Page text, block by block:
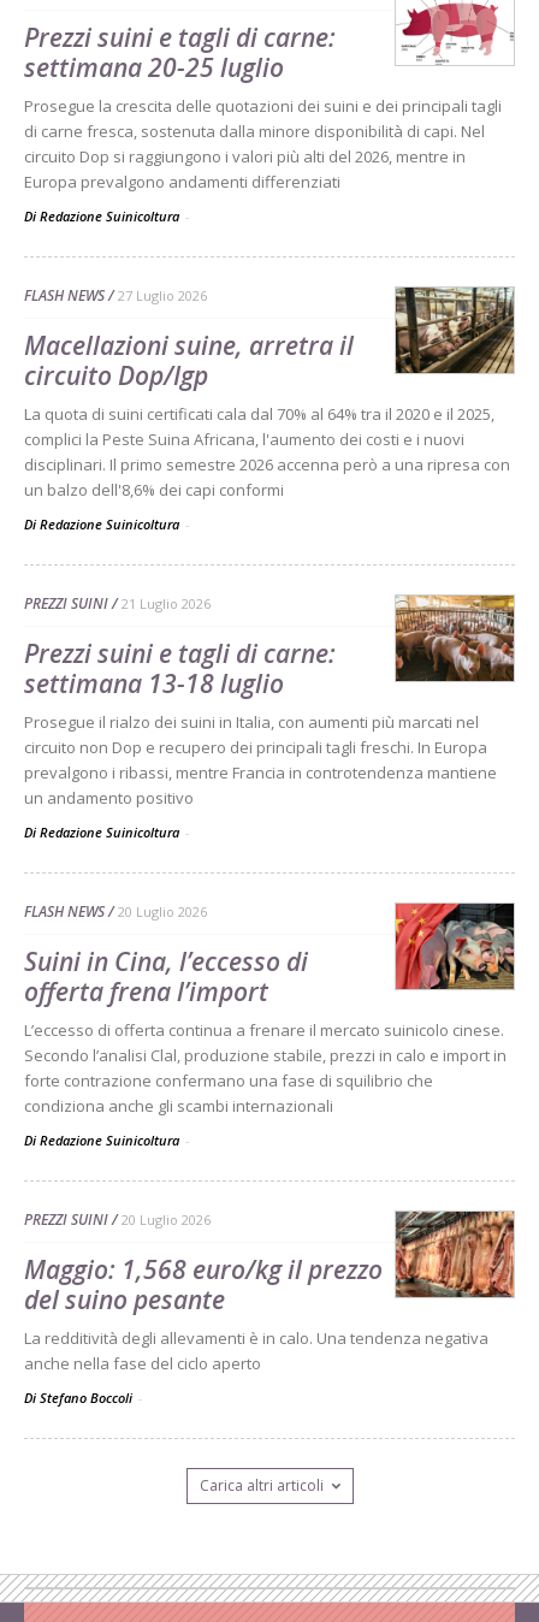
Prezzi suini e tagli di carne:
settimana 20-25 luglio
Prosegue la crescita delle quotazioni dei suini e dei principali tagli
di carne fresca, sostenuta dalla minore disponibilità di capi. Nel
circuito Dop si raggiungono i valori più alti del 2026, mentre in
Europa prevalgono andamenti differenziati
Di Redazione Suinicoltura -
FLASH NEWS 27 Luglio 2026
Macellazioni suine, arretra il
circuito Dop/Igp
La quota di suini certificati cala dal 70% al 64% tra il 2020 e il 2025,
complici la Peste Suina Africana, l'aumento dei costi e i nuovi
disciplinari. Il primo semestre 2026 accenna però a una ripresa con
un balzo dell'8,6% dei capi conformi
Di Redazione Suinicoltura -
PREZZI SUINI 21 Luglio 2026
Prezzi suini e tagli di carne:
settimana 13-18 luglio
Prosegue il rialzo dei suini in Italia, con aumenti più marcati nel
circuito non Dop e recupero dei principali tagli freschi. In Europa
prevalgono i ribassi, mentre Francia in controtendenza mantiene
un andamento positivo
Di Redazione Suinicoltura -
FLASH NEWS 20 Luglio 2026
Suini in Cina, l’eccesso di
offerta frena l’import
L’eccesso di offerta continua a frenare il mercato suinicolo cinese.
Secondo l’analisi Clal, produzione stabile, prezzi in calo e import in
forte contrazione confermano una fase di squilibrio che
condiziona anche gli scambi internazionali
Di Redazione Suinicoltura -
PREZZI SUINI 20 Luglio 2026
Maggio: 1,568 euro/kg il prezzo
del suino pesante
La redditività degli allevamenti è in calo. Una tendenza negativa
anche nella fase del ciclo aperto
Di Stefano Boccoli -
Carica altri articoli